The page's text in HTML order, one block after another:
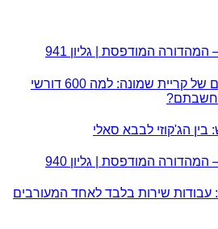
המודפסת | גליון 941
המספרים המפתיעים של קריית שמונה: למה 600 דורשי
הג'קוזי לבבא סאלי
המודפסת | גליון 940
עבודות שירות בלבד לאחד המעורבים